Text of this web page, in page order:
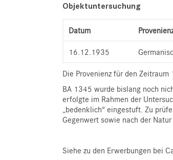
Objektuntersuchung
Datum
16.12.1935
Die Provenienz für den
BA 1345 wurde bislang noch
erfolgte im Rahmen der
„bedenklich“ eingestuft. Zu
Gegenwert sowie nach der
Siehe zu den Erwerbungen bei